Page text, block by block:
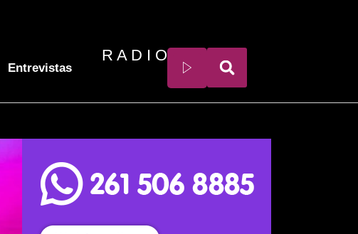
Entrevistas
R A D I O